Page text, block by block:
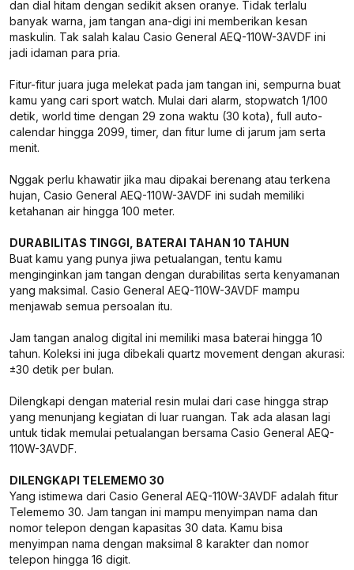
dan dial hitam dengan sedikit aksen oranye. Tidak terlalu
banyak warna, jam tangan ana-digi ini memberikan kesan
maskulin. Tak salah kalau Casio General AEQ-110W-3AVDF ini
jadi idaman para pria.
Fitur-fitur juara juga melekat pada jam tangan ini, sempurna buat
kamu yang cari sport watch. Mulai dari alarm, stopwatch 1/100
detik, world time dengan 29 zona waktu (30 kota), full auto-
calendar hingga 2099, timer, dan fitur lume di jarum jam serta
menit.
Nggak perlu khawatir jika mau dipakai berenang atau terkena
hujan, Casio General AEQ-110W-3AVDF ini sudah memiliki
ketahanan air hingga 100 meter.
DURABILITAS TINGGI, BATERAI TAHAN 10 TAHUN
Buat kamu yang punya jiwa petualangan, tentu kamu
menginginkan jam tangan dengan durabilitas serta kenyamanan
yang maksimal. Casio General AEQ-110W-3AVDF mampu
menjawab semua persoalan itu.
Jam tangan analog digital ini memiliki masa baterai hingga 10
tahun. Koleksi ini juga dibekali quartz movement dengan akurasi:
±30 detik per bulan.
Dilengkapi dengan material resin mulai dari case hingga strap
yang menunjang kegiatan di luar ruangan. Tak ada alasan lagi
untuk tidak memulai petualangan bersama Casio General AEQ-
110W-3AVDF.
DILENGKAPI TELEMEMO 30
Yang istimewa dari Casio General AEQ-110W-3AVDF adalah fitur
Telememo 30. Jam tangan ini mampu menyimpan nama dan
nomor telepon dengan kapasitas 30 data. Kamu bisa
menyimpan nama dengan maksimal 8 karakter dan nomor
telepon hingga 16 digit.